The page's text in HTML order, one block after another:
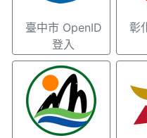
臺中市 OpenID
登入
彰